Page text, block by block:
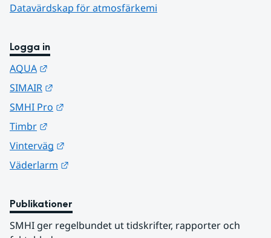
Datavärdskap för atmosfärkemi
Logga in
AQUA
SIMAIR
SMHI Pro
Timbr
Vinterväg
Väderlarm
Publikationer
SMHI ger regelbundet ut tidskrifter, rapporter och